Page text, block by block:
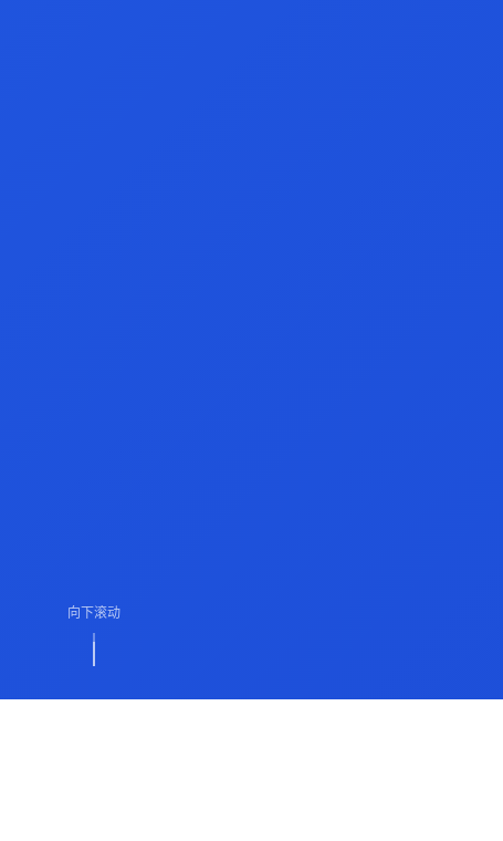
向下滚动